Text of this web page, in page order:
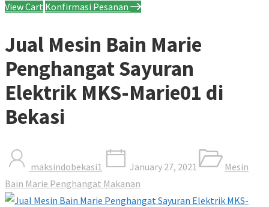
View Cart Konfirmasi Pesanan
Jual Mesin Bain Marie
Penghangat Sayuran
Elektrik MKS-Marie01 di
Bekasi
maksindobekasi1 January 27, 2021
Mesin
Bain Marie Penghangat Makanan